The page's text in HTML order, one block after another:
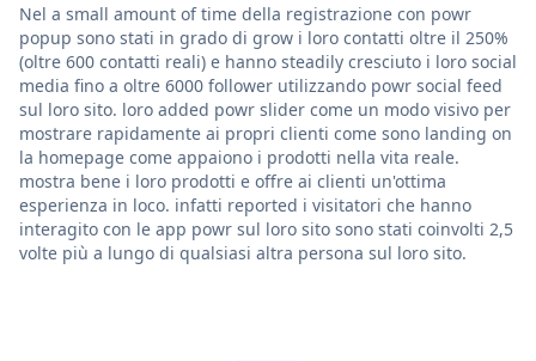
Nel a small amount of time della registrazione con powr
popup sono stati in grado di grow i loro contatti oltre il 250%
(oltre 600 contatti reali) e hanno steadily cresciuto i loro social
media fino a oltre 6000 follower utilizzando powr social feed
sul loro sito. loro added powr slider come un modo visivo per
mostrare rapidamente ai propri clienti come sono landing on
la homepage come appaiono i prodotti nella vita reale.
mostra bene i loro prodotti e offre ai clienti un'ottima
esperienza in loco. infatti reported i visitatori che hanno
interagito con le app powr sul loro sito sono stati coinvolti 2,5
volte più a lungo di qualsiasi altra persona sul loro sito.